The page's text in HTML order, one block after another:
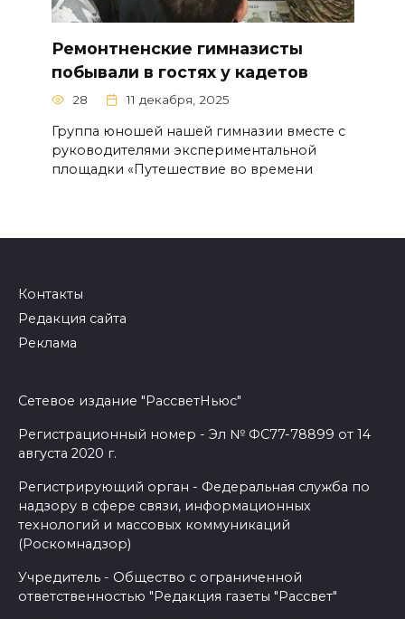
Ремонтненские гимназисты
побывали в гостях у кадетов
28 11 декабря, 2025
Группа юношей нашей гимназии вместе с
руководителями экспериментальной
площадки «Путешествие во времени
Контакты
Редакция сайта
Реклама
Сетевое издание "РассветНьюс"
Регистрационный номер - Эл № ФС77-78899 от 14
августа 2020 г.
Регистрирующий орган - Федеральная служба по
надзору в сфере связи, информационных
технологий и массовых коммуникаций
(Роскомнадзор)
Учредитель - Общество с ограниченной
ответственностью "Редакция газеты "Рассвет"